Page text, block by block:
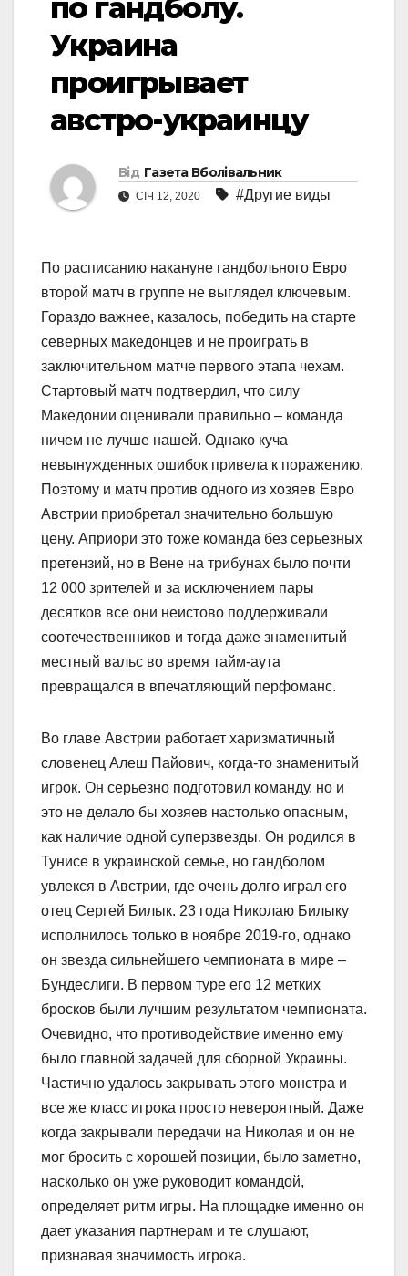
по гандболу.
Украина
проигрывает
австро-украинцу
Від Газета Вболівальник
СІЧ 12, 2020 #Другие виды
По расписанию накануне гандбольного Евро
второй матч в группе не выглядел ключевым.
Гораздо важнее, казалось, победить на старте
северных македонцев и не проиграть в
заключительном матче первого этапа чехам.
Стартовый матч подтвердил, что силу
Македонии оценивали правильно – команда
ничем не лучше нашей. Однако куча
невынужденных ошибок привела к поражению.
Поэтому и матч против одного из хозяев Евро
Австрии приобретал значительно большую
цену. Априори это тоже команда без серьезных
претензий, но в Вене на трибунах было почти
12 000 зрителей и за исключением пары
десятков все они неистово поддерживали
соотечественников и тогда даже знаменитый
местный вальс во время тайм-аута
превращался в впечатляющий перфоманс.
Во главе Австрии работает харизматичный
словенец Алеш Пайович, когда-то знаменитый
игрок. Он серьезно подготовил команду, но и
это не делало бы хозяев настолько опасным,
как наличие одной суперзвезды. Он родился в
Тунисе в украинской семье, но гандболом
увлекся в Австрии, где очень долго играл его
отец Сергей Билык. 23 года Николаю Билыку
исполнилось только в ноябре 2019-го, однако
он звезда сильнейшего чемпионата в мире –
Бундеслиги. В первом туре его 12 метких
бросков были лучшим результатом чемпионата.
Очевидно, что противодействие именно ему
было главной задачей для сборной Украины.
Частично удалось закрывать этого монстра и
все же класс игрока просто невероятный. Даже
когда закрывали передачи на Николая и он не
мог бросить с хорошей позиции, было заметно,
насколько он уже руководит командой,
определяет ритм игры. На площадке именно он
дает указания партнерам и те слушают,
признавая значимость игрока.